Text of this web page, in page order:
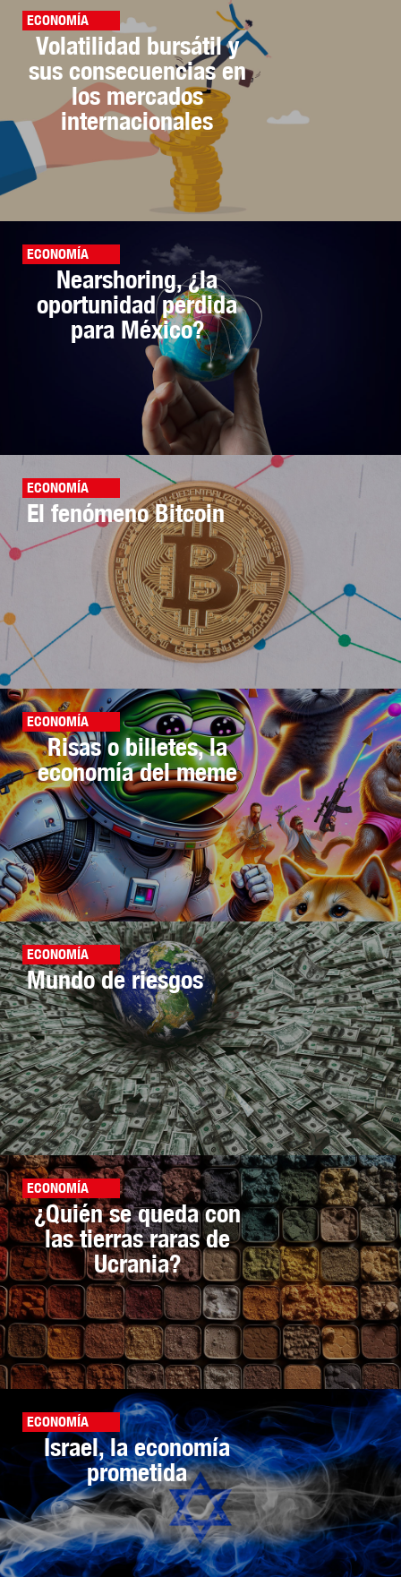
ECONOMÍA
Volatilidad bursátil y
sus consecuencias en
los mercados
internacionales
ECONOMÍA
Nearshoring, ¿la
oportunidad perdida
para México?
ECONOMÍA
El fenómeno Bitcoin
ECONOMÍA
Risas o billetes, la
economía del meme
ECONOMÍA
Mundo de riesgos
ECONOMÍA
¿Quién se queda con
las tierras raras de
Ucrania?
ECONOMÍA
Israel, la economía
prometida